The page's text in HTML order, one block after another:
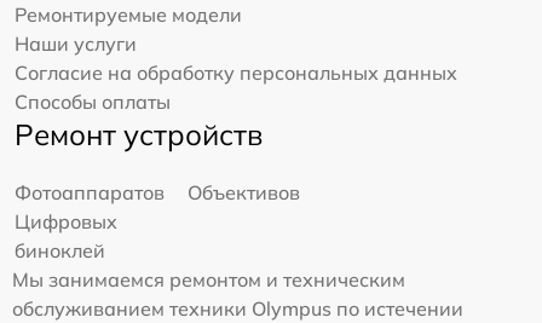
Ремонтируемые модели
Наши услуги
Согласие на обработку персональных данных
Способы оплаты
Ремонт устройств
Фотоаппаратов
Объективов
Цифровых
биноклей
Мы занимаемся ремонтом и техническим
обслуживанием техники Olympus по истечении